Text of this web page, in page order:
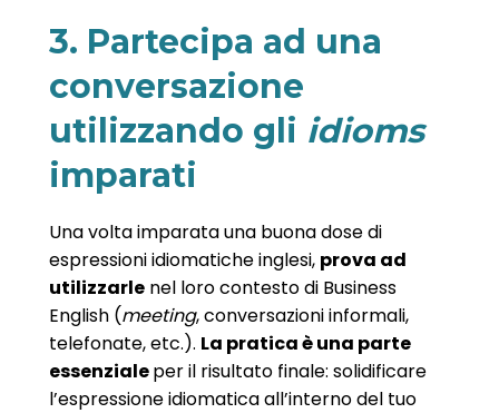
3. Partecipa ad una
conversazione
utilizzando gli idioms
imparati
Una volta imparata una buona dose di
espressioni idiomatiche inglesi, prova ad
utilizzarle nel loro contesto di Business
English (meeting, conversazioni informali,
telefonate, etc.). La pratica è una parte
essenzialeper il risultato finale: solidificare
l’espressione idiomatica all’interno del tuo